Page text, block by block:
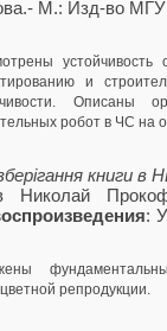
М.: Изд-во
и
Описаны
робот в ЧС на
книги в
Николай
:
репродукции.